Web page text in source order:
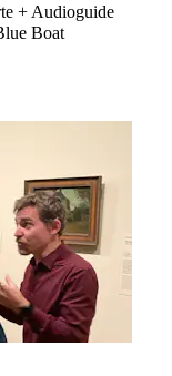
+ Audioguide
Boat